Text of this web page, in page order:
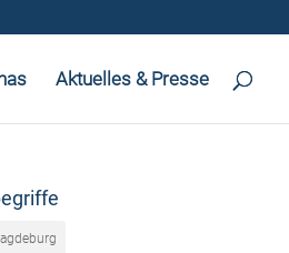
Aktuelles & Presse